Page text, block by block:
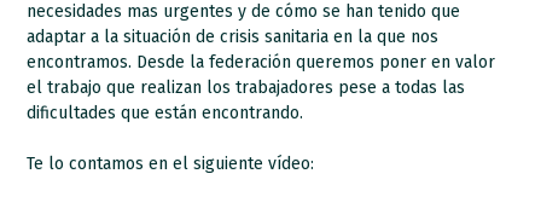
necesidades mas urgentes y de cómo se han tenido que
adaptar a la situación de crisis sanitaria en la que nos
encontramos. Desde la federación queremos poner en valor
el trabajo que realizan los trabajadores pese a todas las
dificultades que están encontrando.
Te lo contamos en el siguiente vídeo: